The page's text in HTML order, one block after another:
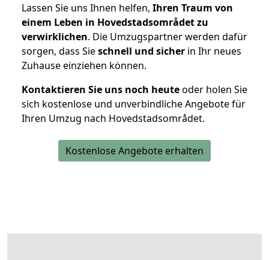
Lassen Sie uns Ihnen helfen, Ihren Traum von
einem Leben in Hovedstadsområdet zu
verwirklichen. Die Umzugspartner werden dafür
sorgen, dass Sieschnell und sicher in Ihr neues
Zuhause einziehen können.
Kontaktieren Sie uns noch heuteoder holen Sie
sich kostenlose und unverbindliche Angebote für
Ihren Umzug nach Hovedstadsområdet.
Kostenlose Angebote erhalten